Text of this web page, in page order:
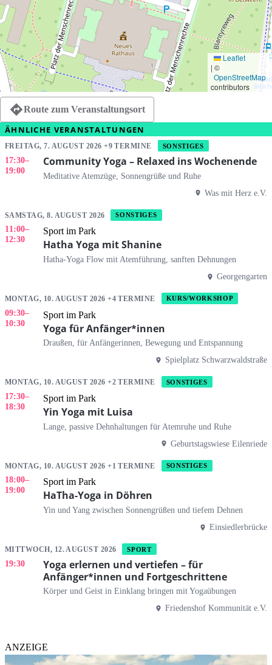
Leaflet
| ©
OpenStreetMap
contributors
Route zum Veranstaltungsort
ÄHNLICHE VERANSTALTUNGEN
FREITAG, 7. AUGUST 2026 +9 TERMINE SONSTIGES
17:30–
19:00
Community Yoga – Relaxed ins Wochenende
Meditative Atemzüge, Sonnengrüße und Ruhe
Was mit Herz e.V.
SAMSTAG, 8. AUGUST 2026 SONSTIGES
11:00–
12:30
Sport im Park
Hatha Yoga mit Shanine
Hatha-Yoga Flow mit Atemführung, sanften Dehnungen
Georgengarten
MONTAG, 10. AUGUST 2026 +4 TERMINE KURS/WORKSHOP
09:30–
10:30
Sport im Park
Yoga für Anfänger*innen
Draußen, für Anfängerinnen, Bewegung und Entspannung
Spielplatz Schwarzwaldstraße
MONTAG, 10. AUGUST 2026 +2 TERMINE SONSTIGES
17:30–
18:30
Sport im Park
Yin Yoga mit Luisa
Lange, passive Dehnhaltungen für Atemruhe und Ruhe
Geburtstagswiese Eilenriede
MONTAG, 10. AUGUST 2026 +1 TERMINE SONSTIGES
18:00–
19:00
Sport im Park
HaTha-Yoga in Döhren
Yin und Yang zwischen Sonnengrüßen und tiefem Dehnen
Einsiedlerbrücke
MITTWOCH, 12. AUGUST 2026 SPORT
19:30
Yoga erlernen und vertiefen – für
Anfänger*innen und Fortgeschrittene
Körper und Geist in Einklang bringen mit Yogaübungen
Friedenshof Kommunität e.V.
ANZEIGE